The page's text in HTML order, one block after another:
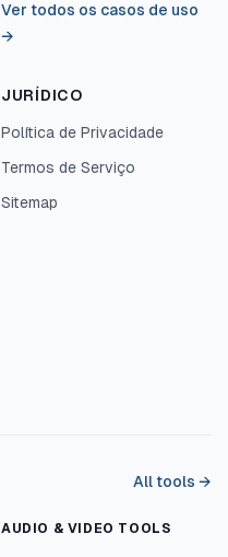
Ver todos os casos de uso
→
JURÍDICO
Política de Privacidade
Termos de Serviço
Sitemap
All tools →
AUDIO & VIDEO TOOLS